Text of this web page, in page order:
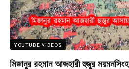
YOUTUBE VIDEOS
মিজানুর রহমান আজহারী হুজুর